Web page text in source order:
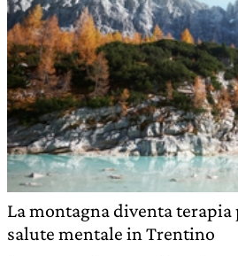
La montagna diventa terapia
salute mentale in Trentino